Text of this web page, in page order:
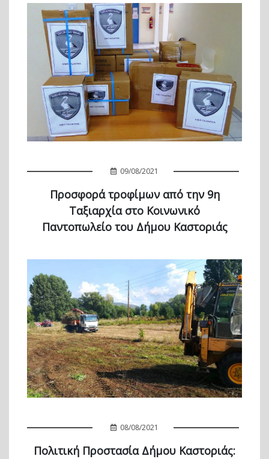
09/08/2021
Προσφορά τροφίμων από την 9η
Ταξιαρχία στο Κοινωνικό
Παντοπωλείο του Δήμου Καστοριάς
08/08/2021
Πολιτική Προστασία Δήμου Καστοριάς: